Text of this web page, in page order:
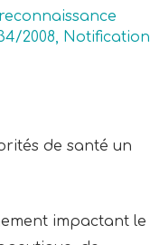
2008, Notification
de santé un
impactant le